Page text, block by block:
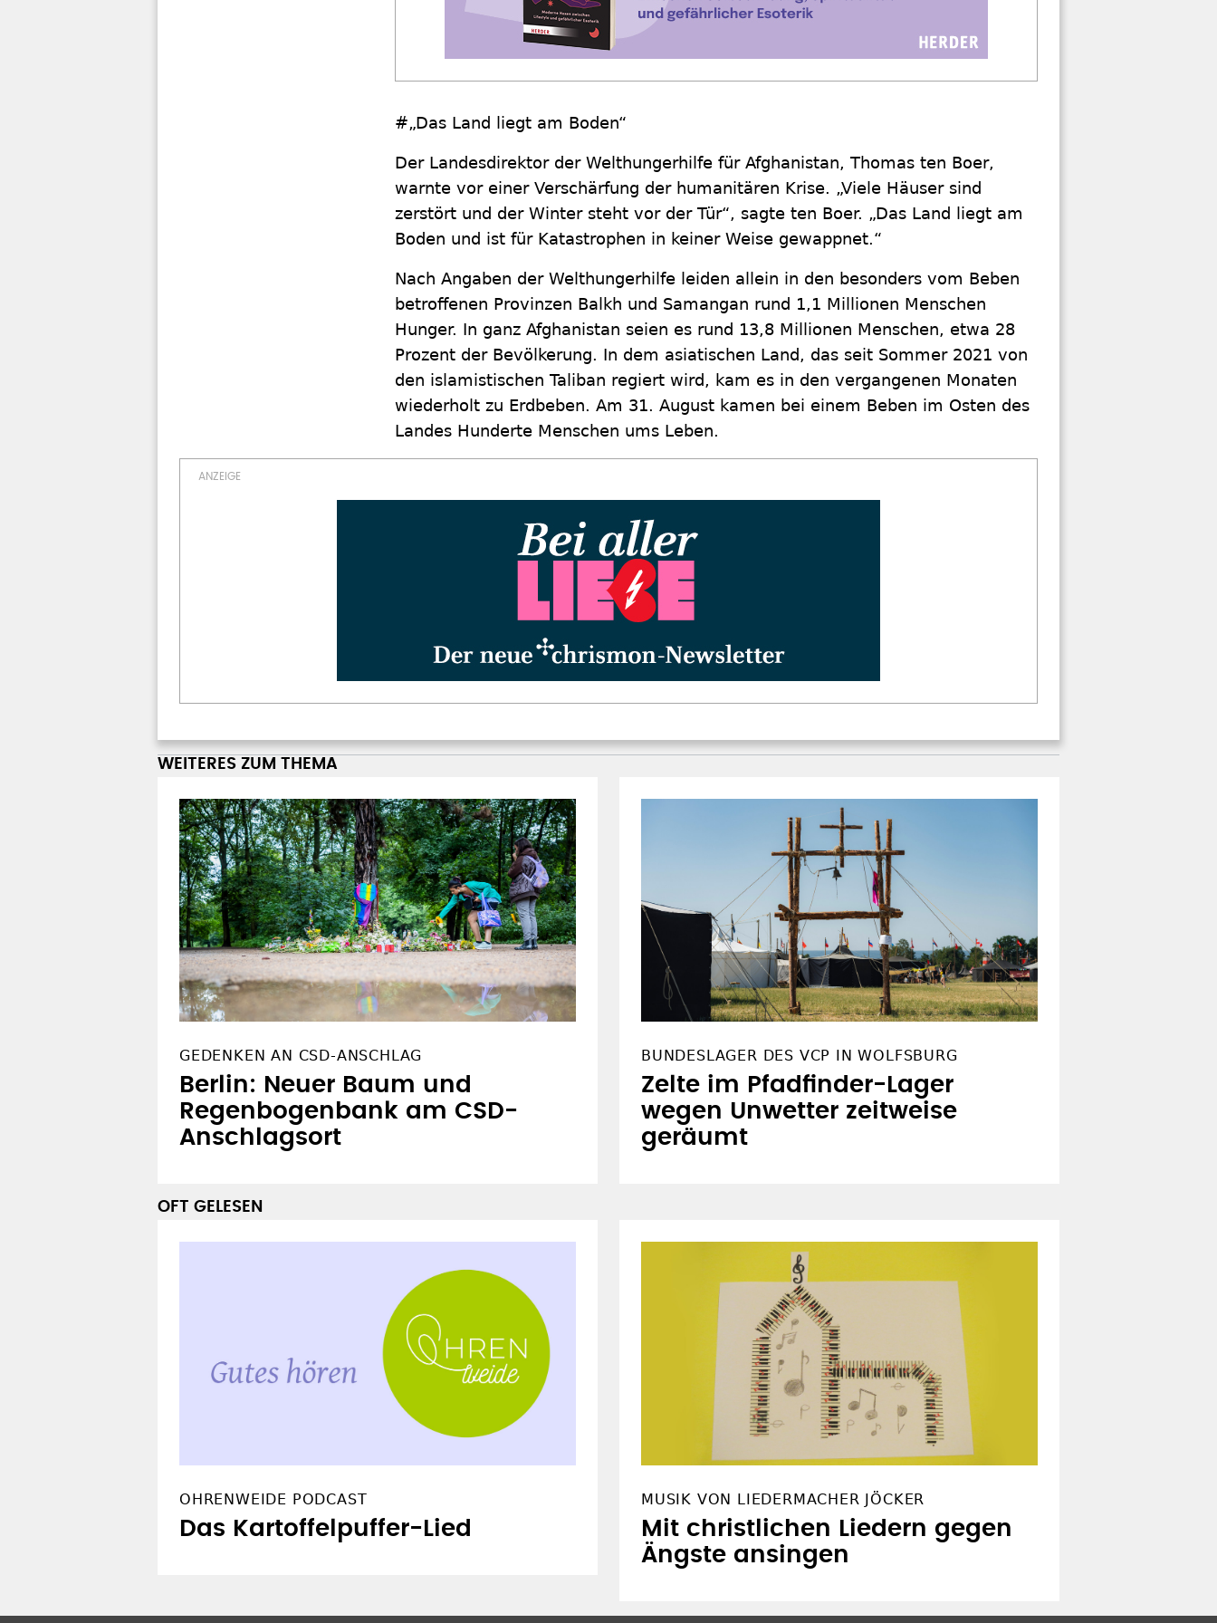
#„Das Land liegt am Boden“
Der Landesdirektor der Welthungerhilfe für Afghanistan, Thomas ten Boer,
warnte vor einer Verschärfung der humanitären Krise. „Viele Häuser sind
zerstört und der Winter steht vor der Tür“, sagte ten Boer. „Das Land liegt am
Boden und ist für Katastrophen in keiner Weise gewappnet.“
Nach Angaben der Welthungerhilfe leiden allein in den besonders vom Beben
betroffenen Provinzen Balkh und Samangan rund 1,1 Millionen Menschen
Hunger. In ganz Afghanistan seien es rund 13,8 Millionen Menschen, etwa 28
Prozent der Bevölkerung. In dem asiatischen Land, das seit Sommer 2021 von
den islamistischen Taliban regiert wird, kam es in den vergangenen Monaten
wiederholt zu Erdbeben. Am 31. August kamen bei einem Beben im Osten des
Landes Hunderte Menschen ums Leben.
WEITERES ZUM THEMA
GEDENKEN AN CSD-ANSCHLAG
Berlin: Neuer Baum und
Regenbogenbank am CSD-
Anschlagsort
BUNDESLAGER DES VCP IN WOLFSBURG
Zelte im Pfadfinder-Lager
wegen Unwetter zeitweise
geräumt
OFT GELESEN
OHRENWEIDE PODCAST
Das Kartoffelpuffer-Lied
MUSIK VON LIEDERMACHER JÖCKER
Mit christlichen Liedern gegen
Ängste ansingen